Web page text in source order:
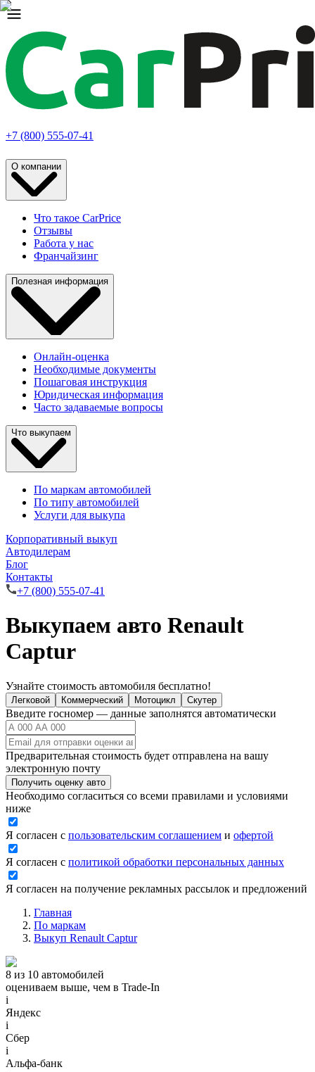
+7 (800) 555-07-41
О компании
Что такое CarPrice
Отзывы
Работа у нас
Франчайзинг
Полезная информация
Онлайн-оценка
Необходимые документы
Пошаговая инструкция
Юридическая информация
Часто задаваемые вопросы
Что выкупаем
По маркам автомобилей
По типу автомобилей
Услуги для выкупа
Корпоративный выкуп
Автодилерам
Блог
Контакты
+7 (800) 555-07-41
Выкупаем авто Renault
Captur
Узнайте стоимость автомобиля бесплатно!
Легковой Коммерческий Мотоцикл Скутер
Введите госномер — данные заполнятся автоматически
Предварительная стоимость будет отправлена на вашу
электронную почту
Получить оценку авто
Необходимо согласиться со всеми правилами и условиями
ниже
Я согласен с пользовательским соглашением и офертой
Я согласен с политикой обработки персональных данных
Я согласен на получение рекламных рассылок и предложений
Главная
По маркам
Выкуп Renault Captur
8 из 10 автомобилей
оцениваем выше, чем в Trade‑In
i
Яндекс
i
Сбер
i
Альфа-банк